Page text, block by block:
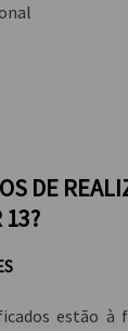
13?
estão à